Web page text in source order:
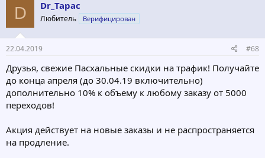
D Dr_Tapac
Любитель Верифицирован
22.04.2019 #68
Друзья, свежие Пасхальные скидки на трафик! Получайте
до конца апреля (до 30.04.19 включительно)
дополнительно 10% к объему к любому заказу от 5000
переходов!
Акция действует на новые заказы и не распространяется
на продление.